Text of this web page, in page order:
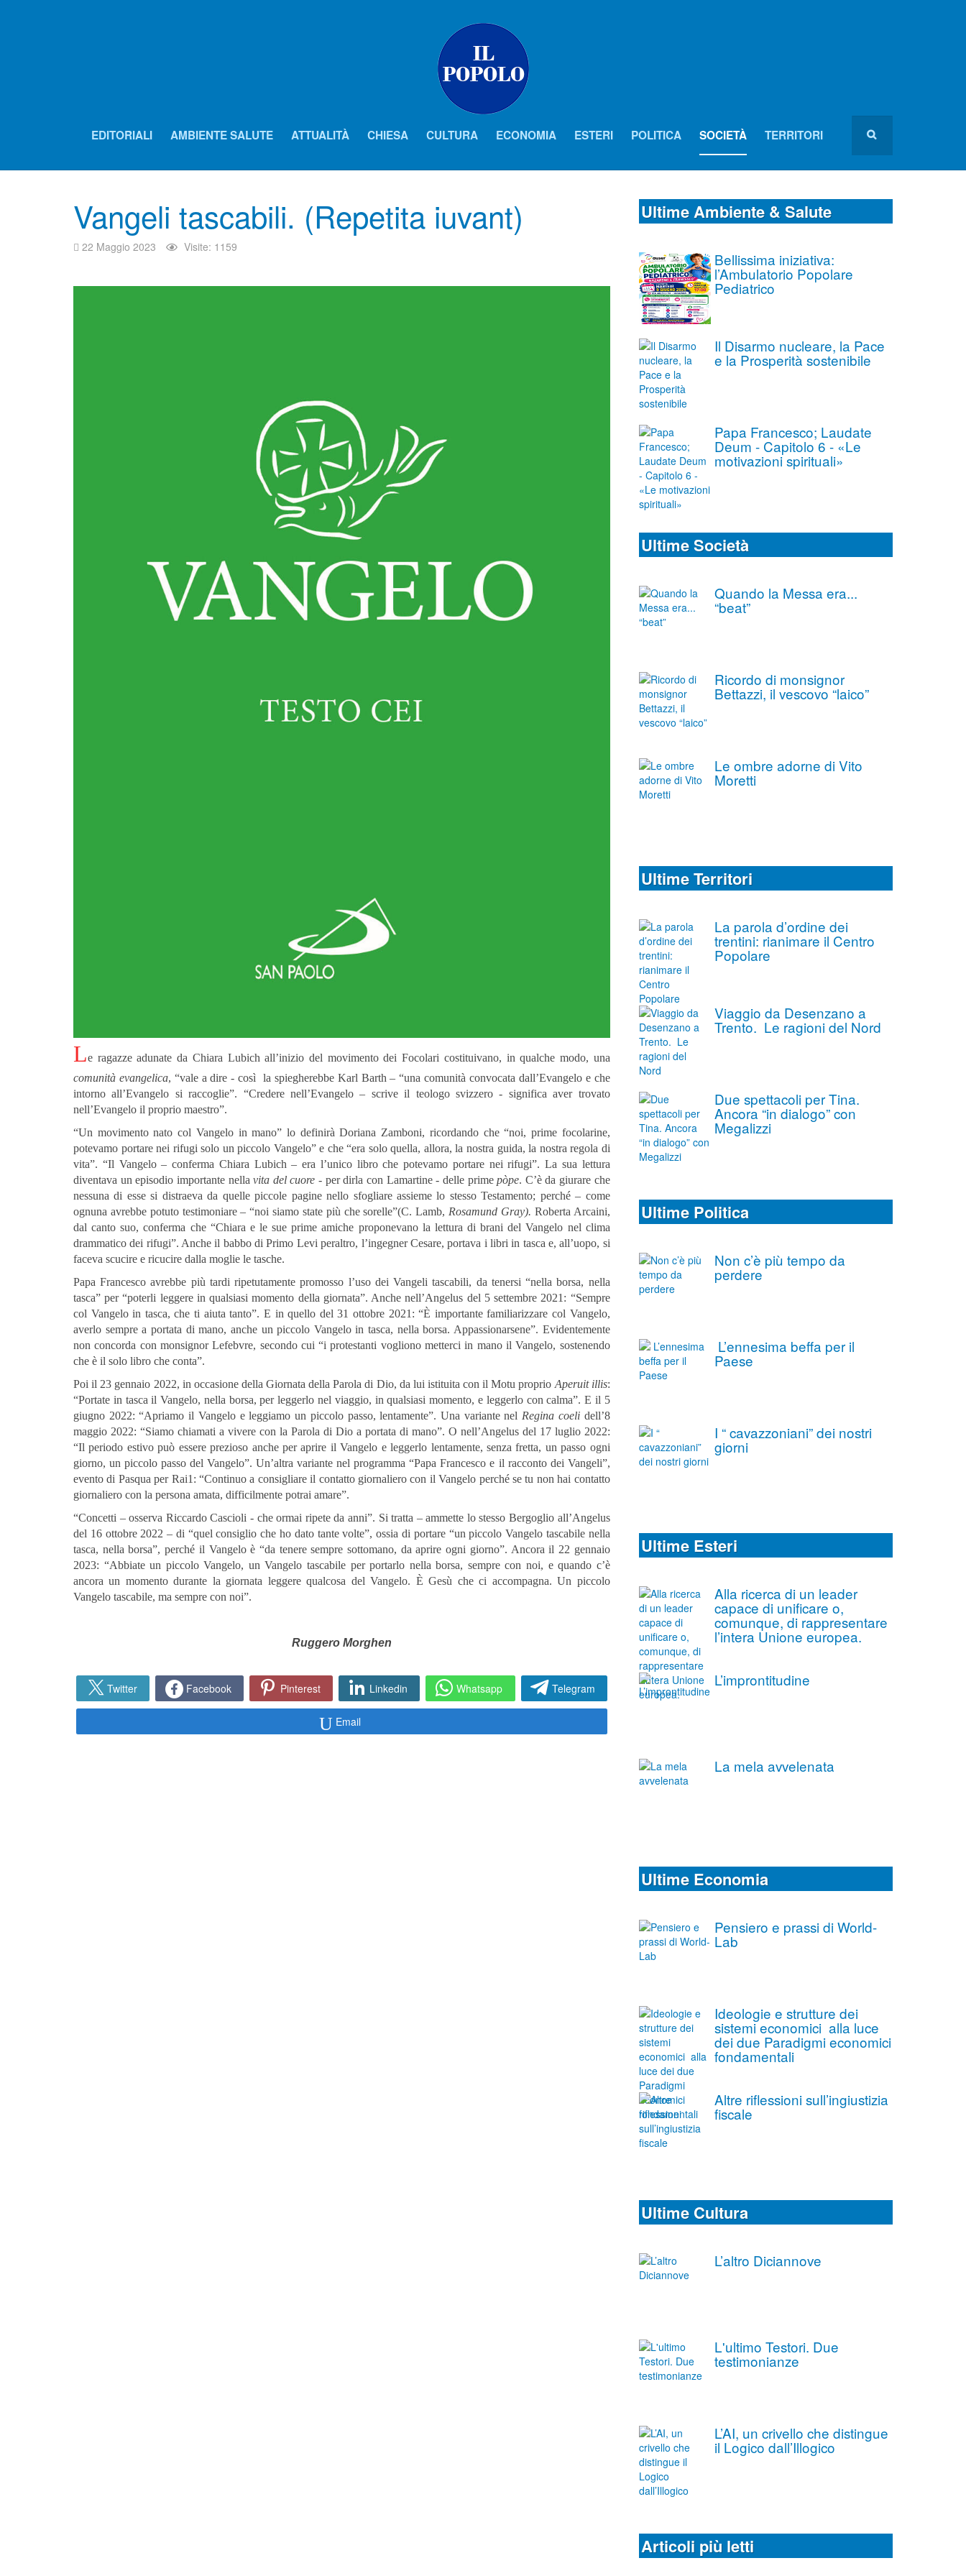
EDITORIALI AMBIENTE SALUTE ATTUALITÀ CHIESA CULTURA ECONOMIA ESTERI POLITICA SOCIETÀ TERRITORI
Vangeli tascabili. (Repetita iuvant)
22 Maggio 2023 Visite: 1159
Le ragazze adunate da Chiara Lubich all’inizio del movimento dei Focolari costituivano, in qualche modo, una
comunità evangelica, “vale a dire - così la spiegherebbe Karl Barth – “una comunità convocata dall’Evangelo e che
intorno all’Evangelo si raccoglie”. “Credere nell’Evangelo – scrive il teologo svizzero - significa aver trovato
nell’Evangelo il proprio maestro”.
“Un movimento nato col Vangelo in mano” lo definirà Doriana Zamboni, ricordando che “noi, prime focolarine,
potevamo portare nei rifugi solo un piccolo Vangelo” e che “era solo quella, allora, la nostra guida, la nostra regola di
vita”. “Il Vangelo – conferma Chiara Lubich – era l’unico libro che potevamo portare nei rifugi”. La sua lettura
diventava un episodio importante nellavita del cuore - per dirla con Lamartine - delle primepòpe. C’è da giurare che
nessuna di esse si distraeva da quelle piccole pagine nello sfogliare assieme lo stesso Testamento; perché – come
ognuna avrebbe potuto testimoniare – “noi siamo state più che sorelle”(C. Lamb, Rosamund Gray). Roberta Arcaini,
dal canto suo, conferma che “Chiara e le sue prime amiche proponevano la lettura di brani del Vangelo nel clima
drammatico dei rifugi”. Anche il babbo di Primo Levi peraltro, l’ingegner Cesare, portava i libri in tasca e, all’uopo, si
faceva scucire e ricucire dalla moglie le tasche.
Papa Francesco avrebbe più tardi ripetutamente promosso l’uso dei Vangeli tascabili, da tenersi “nella borsa, nella
tasca” per “poterli leggere in qualsiasi momento della giornata”. Anche nell’Angelus del 5 settembre 2021: “Sempre
col Vangelo in tasca, che ti aiuta tanto”. E in quello del 31 ottobre 2021: “È importante familiarizzare col Vangelo,
averlo sempre a portata di mano, anche un piccolo Vangelo in tasca, nella borsa. Appassionarsene”. Evidentemente
non concorda con monsignor Lefebvre, secondo cui “i protestanti vogliono metterci in mano il Vangelo, sostenendo
che è il solo libro che conta”.
Poi il 23 gennaio 2022, in occasione della Giornata della Parola di Dio, da lui istituita con il Motu proprio Aperuit illis:
“Portate in tasca il Vangelo, nella borsa, per leggerlo nel viaggio, in qualsiasi momento, e leggerlo con calma”. E il 5
giugno 2022: “Apriamo il Vangelo e leggiamo un piccolo passo, lentamente”. Una variante nel Regina coelidell’8
maggio 2022: “Siamo chiamati a vivere con la Parola di Dio a portata di mano”. O nell’Angelus del 17 luglio 2022:
“Il periodo estivo può essere prezioso anche per aprire il Vangelo e leggerlo lentamente, senza fretta, un passo ogni
giorno, un piccolo passo del Vangelo”. Un’altra variante nel programma “Papa Francesco e il racconto dei Vangeli”,
evento di Pasqua per Rai1: “Continuo a consigliare il contatto giornaliero con il Vangelo perché se tu non hai contatto
giornaliero con la persona amata, difficilmente potrai amare”.
“Concetti – osserva Riccardo Cascioli - che ormai ripete da anni”. Si tratta – ammette lo stesso Bergoglio all’Angelus
del 16 ottobre 2022 – di “quel consiglio che ho dato tante volte”, ossia di portare “un piccolo Vangelo tascabile nella
tasca, nella borsa”, perché il Vangelo è “da tenere sempre sottomano, da aprire ogni giorno”. Ancora il 22 gennaio
2023: “Abbiate un piccolo Vangelo, un Vangelo tascabile per portarlo nella borsa, sempre con noi, e quando c’è
ancora un momento durante la giornata leggere qualcosa del Vangelo. È Gesù che ci accompagna. Un piccolo
Vangelo tascabile, ma sempre con noi”.
Ruggero Morghen
Twitter Facebook Pinterest Linkedin Whatsapp Telegram
Email
Ultime Ambiente & Salute
Bellissima iniziativa:
l’Ambulatorio Popolare
Pediatrico
Il Disarmo nucleare, la Pace
e la Prosperità sostenibile
Papa Francesco; Laudate
Deum - Capitolo 6 - «Le
motivazioni spirituali»
Ultime Società
Quando la Messa era...
“beat”
Ricordo di monsignor
Bettazzi, il vescovo “laico”
Le ombre adorne di Vito
Moretti
Ultime Territori
La parola d’ordine dei
trentini: rianimare il Centro
Popolare
Viaggio da Desenzano a
Trento. Le ragioni del Nord
Due spettacoli per Tina.
Ancora “in dialogo” con
Megalizzi
Ultime Politica
Non c’è più tempo da
perdere
L’ennesima beffa per il
Paese
I “ cavazzoniani” dei nostri
giorni
Ultime Esteri
Alla ricerca di un leader
capace di unificare o,
comunque, di rappresentare
l’intera Unione europea.
L’improntitudine
La mela avvelenata
Ultime Economia
Pensiero e prassi di World-
Lab
Ideologie e strutture dei
sistemi economici alla luce
dei due Paradigmi economici
fondamentali
Altre riflessioni sull’ingiustizia
fiscale
Ultime Cultura
L’altro Diciannove
L'ultimo Testori. Due
testimonianze
L’AI, un crivello che distingue
il Logico dall’Illogico
Articoli più letti